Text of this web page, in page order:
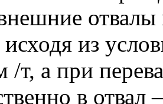
исходя из
/т, а при
в